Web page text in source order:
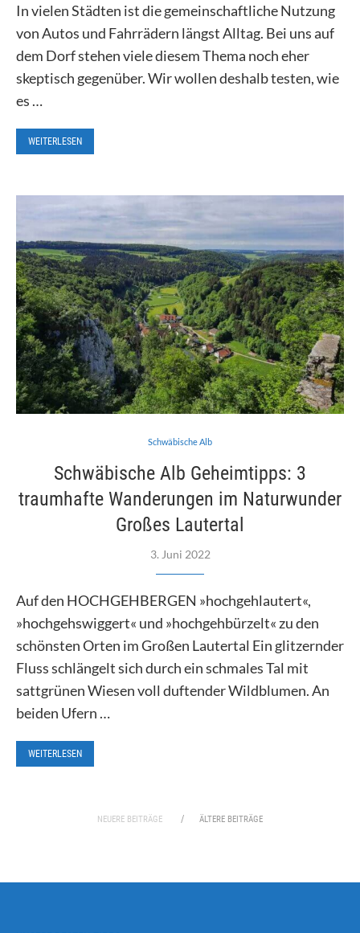
In vielen Städten ist die gemeinschaftliche Nutzung
von Autos und Fahrrädern längst Alltag. Bei uns auf
dem Dorf stehen viele diesem Thema noch eher
skeptisch gegenüber. Wir wollen deshalb testen, wie
es …
WEITERLESEN
Schwäbische Alb
Schwäbische Alb Geheimtipps: 3
traumhafte Wanderungen im Naturwunder
Großes Lautertal
3. Juni 2022
Auf den HOCHGEHBERGEN »hochgehlautert«,
»hochgehswiggert« und »hochgehbürzelt« zu den
schönsten Orten im Großen Lautertal Ein glitzernder
Fluss schlängelt sich durch ein schmales Tal mit
sattgrünen Wiesen voll duftender Wildblumen. An
beiden Ufern …
WEITERLESEN
NEUERE BEITRÄGE ÄLTERE BEITRÄGE